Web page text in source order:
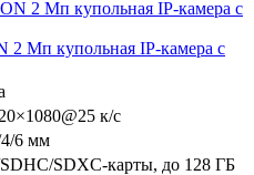
2 Мп купольная IP-камера с
к/с
6 мм
SDXC-карты, до 128 ГБ